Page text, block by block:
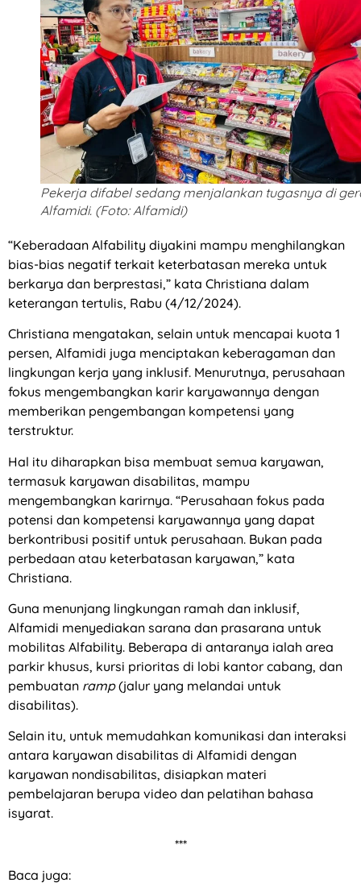
Pekerja difabel sedang menjalankan tugasnya di
Alfamidi. (Foto: Alfamidi)
“Keberadaan Alfability diyakini mampu menghilangkan
bias-bias negatif terkait keterbatasan mereka untuk
berkarya dan berprestasi,” kata Christiana dalam
keterangan tertulis, Rabu (4/12/2024).
Christiana mengatakan, selain untuk mencapai kuota 1
persen, Alfamidi juga menciptakan keberagaman dan
lingkungan kerja yang inklusif. Menurutnya, perusahaan
fokus mengembangkan karir karyawannya dengan
memberikan pengembangan kompetensi yang
terstruktur.
Hal itu diharapkan bisa membuat semua karyawan,
termasuk karyawan disabilitas, mampu
mengembangkan karirnya. “Perusahaan fokus pada
potensi dan kompetensi karyawannya yang dapat
berkontribusi positif untuk perusahaan. Bukan pada
perbedaan atau keterbatasan karyawan,” kata
Christiana.
Guna menunjang lingkungan ramah dan inklusif,
Alfamidi menyediakan sarana dan prasarana untuk
mobilitas Alfability. Beberapa di antaranya ialah area
parkir khusus, kursi prioritas di lobi kantor cabang, dan
pembuatan ramp(jalur yang melandai untuk
disabilitas).
Selain itu, untuk memudahkan komunikasi dan interaksi
antara karyawan disabilitas di Alfamidi dengan
karyawan nondisabilitas, disiapkan materi
pembelajaran berupa video dan pelatihan bahasa
isyarat.
***
Baca juga: